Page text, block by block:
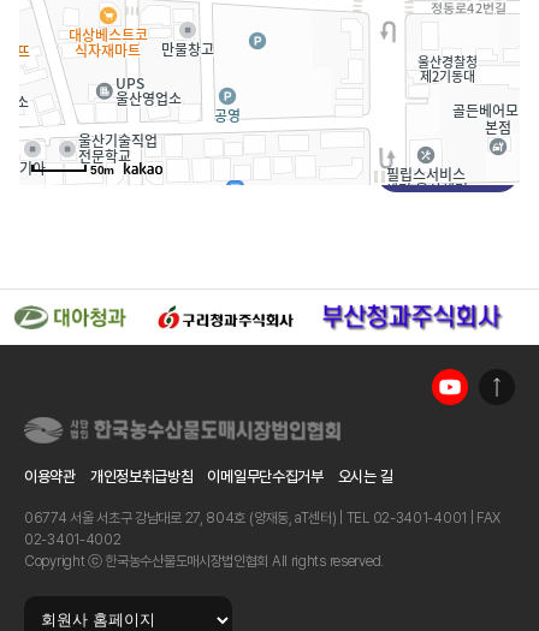
50m 목록
이용약관 개인정보취급방침 이메일무단수집거부 오시는 길
06774 서울 서초구 강남대로 27, 804호 (양재동, aT센터) | TEL 02-3401-4001 | FAX
02-3401-4002
Copyright ⓒ 한국농수산물도매시장법인협회 All rights reserved.